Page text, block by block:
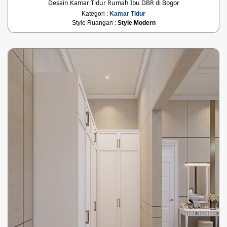
Desain Kamar Tidur Rumah Ibu DBR di Bogor
Kategori : Kamar Tidur
Style Ruangan : Style Modern